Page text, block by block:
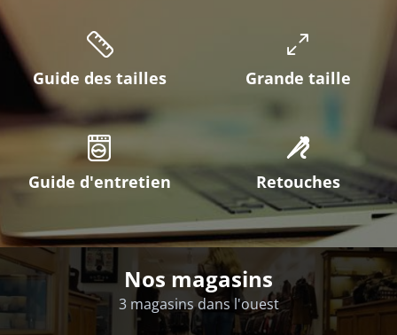
Guide des tailles Grande taille
Guide d'entretien Retouches
Nos magasins
3 magasins dans l'ouest